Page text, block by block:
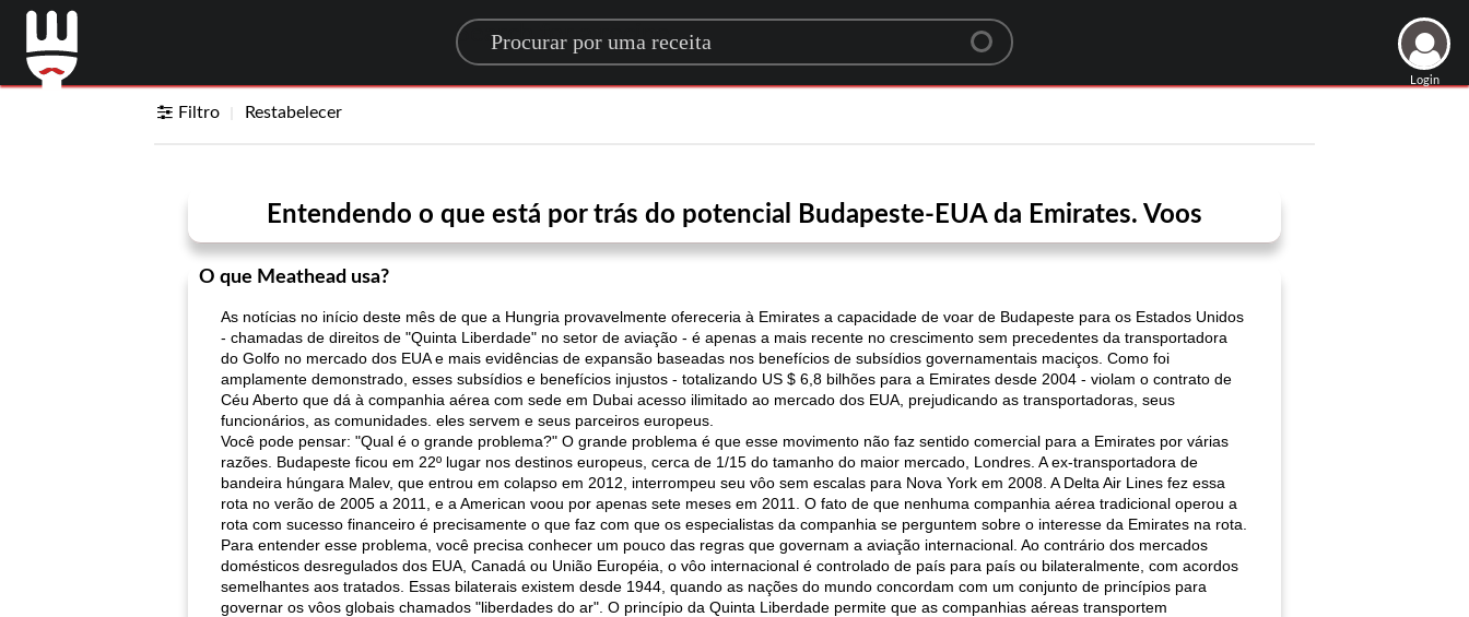
Search for a recipe
Login
Filtro Restabelecer
Entendendo o que está por trás do potencial Budapeste-EUA da Emirates. Voos
O que Meathead usa?
As notícias no início deste mês de que a Hungria provavelmente ofereceria à Emirates a capacidade de voar de Budapeste para os Estados Unidos
- chamadas de direitos de "Quinta Liberdade" no setor de aviação - é apenas a mais recente no crescimento sem precedentes da transportadora
do Golfo no mercado dos EUA e mais evidências de expansão baseadas nos benefícios de subsídios governamentais maciços. Como foi
amplamente demonstrado, esses subsídios e benefícios injustos - totalizando US $ 6,8 bilhões para a Emirates desde 2004 - violam o contrato de
Céu Aberto que dá à companhia aérea com sede em Dubai acesso ilimitado ao mercado dos EUA, prejudicando as transportadoras, seus
funcionários, as comunidades. eles servem e seus parceiros europeus.
Você pode pensar: "Qual é o grande problema?" O grande problema é que esse movimento não faz sentido comercial para a Emirates por várias
razões. Budapeste ficou em 22º lugar nos destinos europeus, cerca de 1/15 do tamanho do maior mercado, Londres. A ex-transportadora de
bandeira húngara Malev, que entrou em colapso em 2012, interrompeu seu vôo sem escalas para Nova York em 2008. A Delta Air Lines fez essa
rota no verão de 2005 a 2011, e a American voou por apenas sete meses em 2011. O fato de que nenhuma companhia aérea tradicional operou a
rota com sucesso financeiro é precisamente o que faz com que os especialistas da companhia se perguntem sobre o interesse da Emirates na rota.
Para entender esse problema, você precisa conhecer um pouco das regras que governam a aviação internacional. Ao contrário dos mercados
domésticos desregulados dos EUA, Canadá ou União Européia, o vôo internacional é controlado de país para país ou bilateralmente, com acordos
semelhantes aos tratados. Essas bilaterais existem desde 1944, quando as nações do mundo concordam com um conjunto de princípios para
governar os vôos globais chamados "liberdades do ar". O princípio da Quinta Liberdade permite que as companhias aéreas transportem